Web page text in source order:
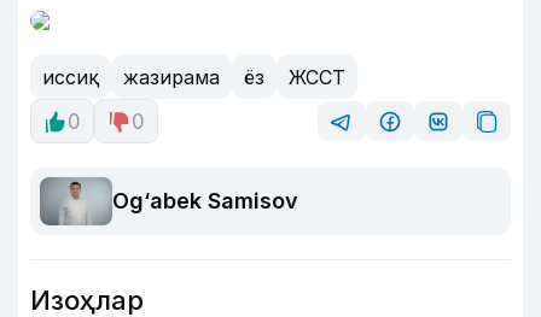
иссиқ жазирама ёз
ЖССТ
0
0
Og‘abek Samisov
Изоҳлар